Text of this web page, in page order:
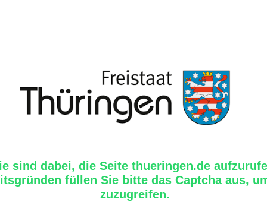
sind dabei, die Seite thueringen.de
füllen Sie bitte das Captcha aus,
zuzugreifen.